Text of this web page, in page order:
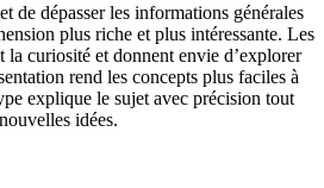
de dépasser les informations générales
plus riche et plus intéressante. Les
la curiosité et donnent envie d’explorer
rend les concepts plus faciles à
explique le sujet avec précision tout
idées.